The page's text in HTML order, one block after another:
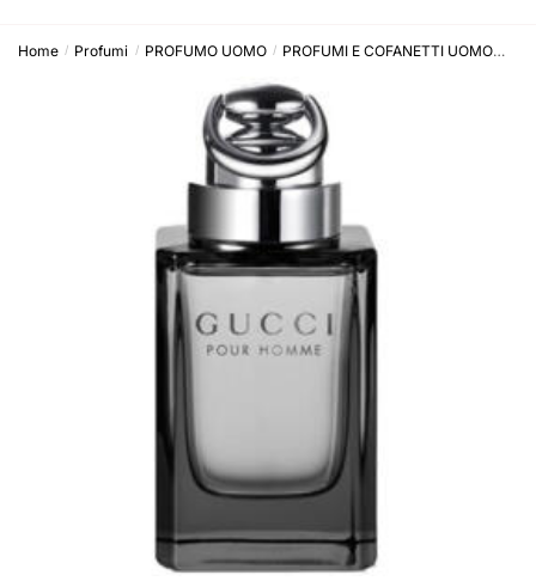
Home / Profumi / PROFUMO UOMO / PROFUMI E COFANETTI UOMO